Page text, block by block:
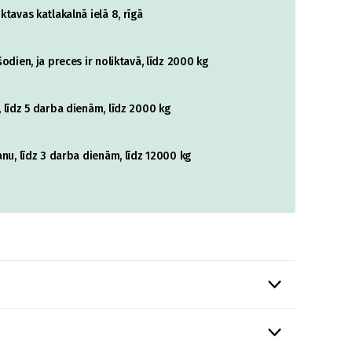
katlakalnā ielā 8, rīgā
ja preces ir noliktavā, līdz 2000 kg
5 darba dienām, līdz 2000 kg
līdz 3 darba dienām, līdz 12000 kg